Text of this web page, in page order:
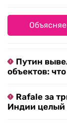
Путин
объектов:
Rafale за
Индии целый